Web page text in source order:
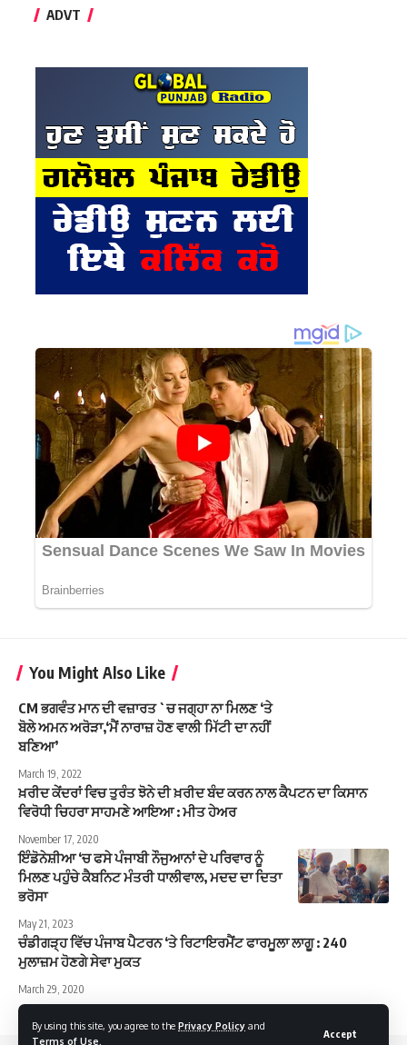
By using this site, you agree to the Privacy Policy and
Terms of Use
Accept
ADVT
You Might Also Like
CM ਭਗਵੰਤ ਮਾਨ ਦੀ ਵਜ਼ਾਰਤ `ਚ ਜਗ੍ਹਾ ਨਾ ਮਿਲਣ ‘ਤੇ
ਬੋਲੇ ਅਮਨ ਅਰੋੜਾ,‘ਮੈਂ ਨਾਰਾਜ਼ ਹੋਣ ਵਾਲੀ ਮਿੱਟੀ ਦਾ ਨਹੀਂ
ਬਣਿਆ’
March 19, 2022
ਖ਼ਰੀਦ ਕੇਂਦਰਾਂ ਵਿਚ ਤੁਰੰਤ ਝੋਨੇ ਦੀ ਖ਼ਰੀਦ ਬੰਦ ਕਰਨ ਨਾਲ ਕੈਪਟਨ ਦਾ ਕਿਸਾਨ
ਵਿਰੋਧੀ ਚਿਹਰਾ ਸਾਹਮਣੇ ਆਇਆ : ਮੀਤ ਹੇਅਰ
November 17, 2020
ਇੰਡੋਨੇਸ਼ੀਆ ‘ਚ ਫਸੇ ਪੰਜਾਬੀ ਨੌਜੁਆਨਾਂ ਦੇ ਪਰਿਵਾਰ ਨੂੰ
ਮਿਲਣ ਪਹੁੰਚੇ ਕੈਬਨਿਟ ਮੰਤਰੀ ਧਾਲੀਵਾਲ, ਮਦਦ ਦਾ ਦਿਤਾ
ਭਰੋਸਾ
May 21, 2023
ਚੰਡੀਗੜ੍ਹ ਵਿੱਚ ਪੰਜਾਬ ਪੈਟਰਨ ‘ਤੇ ਰਿਟਾਇਰਮੈਂਟ ਫਾਰਮੂਲਾ ਲਾਗੂ : 240
ਮੁਲਾਜ਼ਮ ਹੋਣਗੇ ਸੇਵਾ ਮੁਕਤ
March 29, 2020